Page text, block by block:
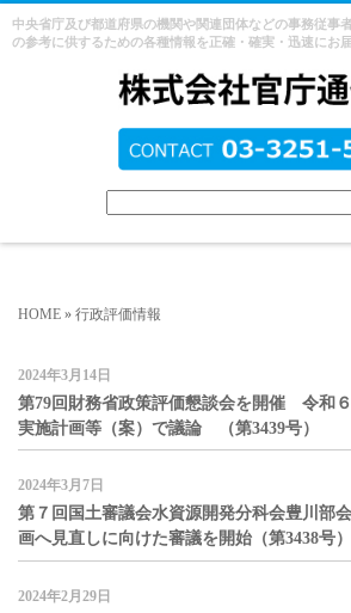
中央省庁及び都道府県の機関や関連団体などの事務従事
の参考に供するための各種情報を正確・確実・迅速にお
HOME » 行政評価情報
2024年3月14日
第79回財務省政策評価懇談会を開催 令和
実施計画等（案）で議論 （第3439号）
2024年3月7日
第７回国土審議会水資源開発分科会豊川部
画へ見直しに向けた審議を開始（第3438号）
2024年2月29日